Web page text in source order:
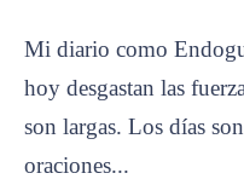
Mi diario como
hoy desgastan las
son largas. Los días
oraciones...